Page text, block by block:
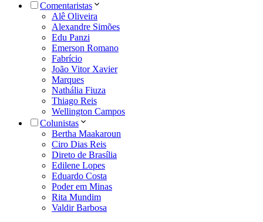
Comentaristas
Alê Oliveira
Alexandre Simões
Edu Panzi
Emerson Romano
Fabrício
João Vitor Xavier
Marques
Nathália Fiuza
Thiago Reis
Wellington Campos
Colunistas
Bertha Maakaroun
Ciro Dias Reis
Direto de Brasília
Edilene Lopes
Eduardo Costa
Poder em Minas
Rita Mundim
Valdir Barbosa